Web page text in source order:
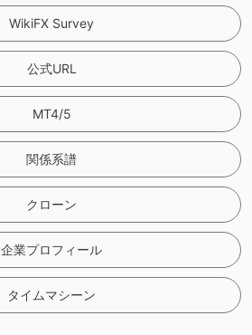
WikiFX Survey
公式URL
MT4/5
関係系譜
クローン
企業プロフィール
タイムマシーン